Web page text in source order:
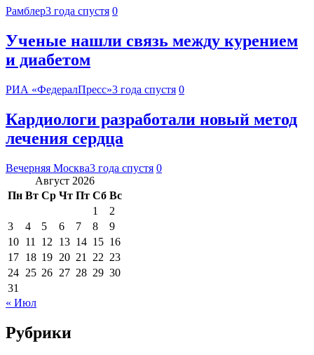
Рамблер3 года спустя 0
Ученые нашли связь между курением
и диабетом
РИА «ФедералПресс»3 года спустя 0
Кардиологи разработали новый метод
лечения сердца
Вечерняя Москва3 года спустя 0
Август 2026
Пн Вт Ср Чт Пт Сб Вс
1
2
3
4 5 6 7 8
9
10 11 12 13 14 15 16
17 18 19 20 21 22 23
24 25 26 27 28 29 30
31
« Июл
Рубрики